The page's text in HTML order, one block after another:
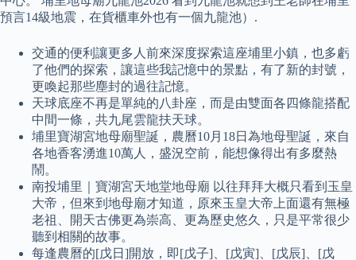
預言14級地震，在貨櫃車外也有一個九龍池）.
交通的便利讓更多人前來深度探索這座埔里小鎮，也多虧
了他們的探索，讓這些我記憶中的景點，有了新的封號，
更喚起那些塵封的過往記憶。
天球底座不再是單純的八卦座，而是由雙面各四條龍搭配
中間一條，共九尾雲龍扶天球。
埔里寶湖宮地母廟聖誕，農曆10月18日為地母聖誕，來自
各地香客湧進10萬人，盛況空前，能想像得出有多麼熱
鬧。
南投埔里｜寶湖宮天地堂地母廟 以往拜拜大概只看到玉皇
大帝，但來到地母廟才知道，原來玉皇大帝上面還有無極
老祖、開天古佛更為崇高、更為歷史悠久，只是平常很少
聽到相關的故事。
每逢農曆的[戊日]開放，即[戊子]、[戊寅]、[戊辰]、[戊